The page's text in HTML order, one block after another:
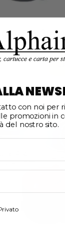
CLP-
con noi per
promozioni in
del nostro sito.